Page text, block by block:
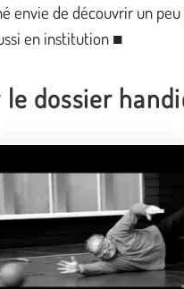
envie de découvrir un
en institution ■
le dossier